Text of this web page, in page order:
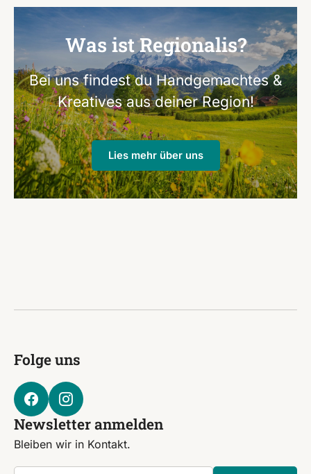
Was ist Regionalis?
Bei uns findest du Handgemachtes &
Kreatives aus deiner Region!
Lies mehr über uns
Folge uns
Newsletter anmelden
Bleiben wir in Kontakt.